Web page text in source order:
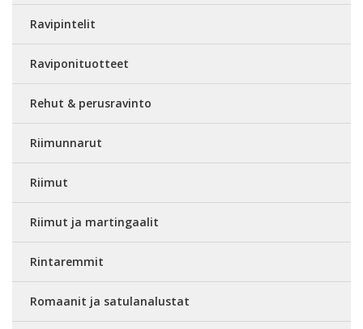
Ravipintelit
Raviponituotteet
Rehut & perusravinto
Riimunnarut
Riimut
Riimut ja martingaalit
Rintaremmit
Romaanit ja satulanalustat